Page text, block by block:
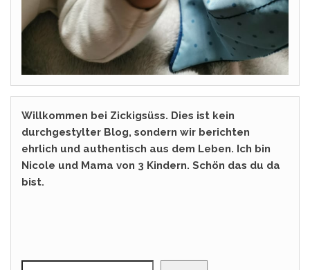
Willkommen bei Zickigsüss. Dies ist kein
durchgestylter Blog, sondern wir berichten
ehrlich und authentisch aus dem Leben. Ich bin
Nicole und Mama von 3 Kindern. Schön das du da
bist.